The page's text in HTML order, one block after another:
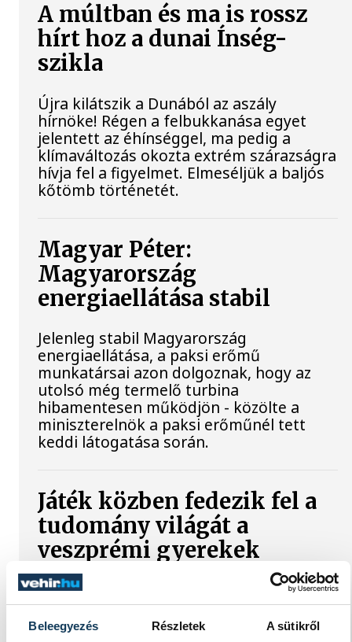
Beleegyezés Részletek A sütikről
A múltban és ma is rossz
hírt hoz a dunai Ínség-
szikla
Újra kilátszik a Dunából az aszály
hírnöke! Régen a felbukkanása egyet
jelentett az éhínséggel, ma pedig a
klímaváltozás okozta extrém szárazságra
hívja fel a figyelmet. Elmeséljük a baljós
kőtömb történetét.
Magyar Péter:
Magyarország
energiaellátása stabil
Jelenleg stabil Magyarország
energiaellátása, a paksi erőmű
munkatársai azon dolgoznak, hogy az
utolsó még termelő turbina
hibamentesen működjön - közölte a
miniszterelnök a paksi erőműnél tett
keddi látogatása során.
Játék közben fedezik fel a
tudomány világát a
veszprémi gyerekek
Látványos kísérletek, kreatív feladatok
és sok-sok élmény várja a gyerekeket a
veszprémi Tinker Labsben. Videónkban